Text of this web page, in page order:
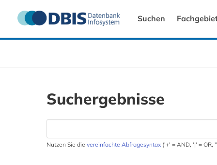
Suchen
Suchergebnisse
Nutzen Sie die vereinfachte Abfragesyntax ('+' = AND, '|' = OR,